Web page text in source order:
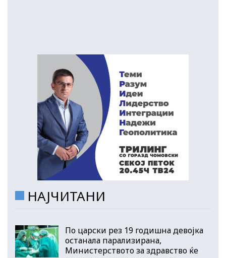
НАЈЧИТАНИ
По царски рез 19 годишна девојка
останала парализирана,
Министерството за здравство ќе